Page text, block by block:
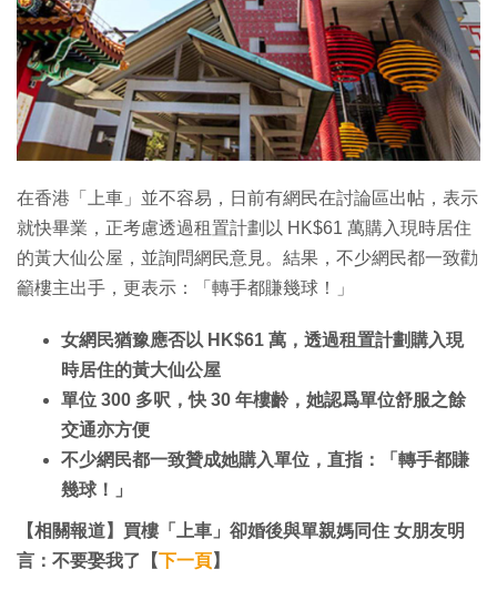
特集
在香港「上車」並不容易，日前有網民在討論區出帖，表示
就快畢業，正考慮透過租置計劃以 HK$61 萬購入現時居住
的黃大仙公屋，並詢問網民意見。結果，不少網民都一致勸
籲樓主出手，更表示：「轉手都賺幾球！」
女網民猶豫應否以 HK$61 萬，透過租置計劃購入現
時居住的黃大仙公屋
單位 300 多呎，快 30 年樓齡，她認爲單位舒服之餘
交通亦方便
不少網民都一致贊成她購入單位，直指：「轉手都賺
幾球！」
【相關報道】買樓「上車」卻婚後與單親媽同住 女朋友明
言：不要娶我了【下一頁】